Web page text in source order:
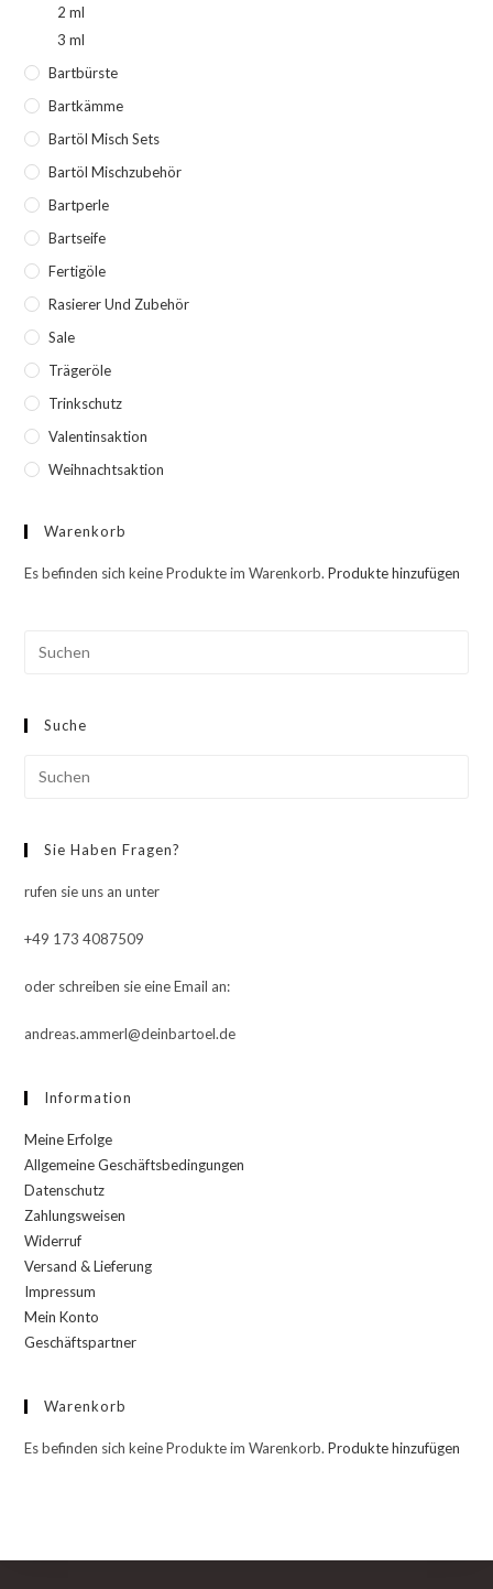
2 ml
3 ml
Bartbürste
Bartkämme
Bartöl Misch Sets
Bartöl Mischzubehör
Bartperle
Bartseife
Fertigöle
Rasierer Und Zubehör
Sale
Trägeröle
Trinkschutz
Valentinsaktion
Weihnachtsaktion
Warenkorb
Es befinden sich keine Produkte im Warenkorb.Produkte hinzufügen
Suche
Sie Haben Fragen?
rufen sie uns an unter
+49 173 4087509
oder schreiben sie eine Email an:
andreas.ammerl@deinbartoel.de
Information
Meine Erfolge
Allgemeine Geschäftsbedingungen
Datenschutz
Zahlungsweisen
Widerruf
Versand & Lieferung
Impressum
Mein Konto
Geschäftspartner
Warenkorb
Es befinden sich keine Produkte im Warenkorb.Produkte hinzufügen